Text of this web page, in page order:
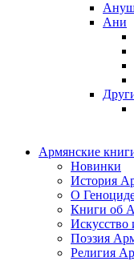
Ани
Армянские
Новинки
История
О
Книги об
Иcкусство
Поэзия
Религия